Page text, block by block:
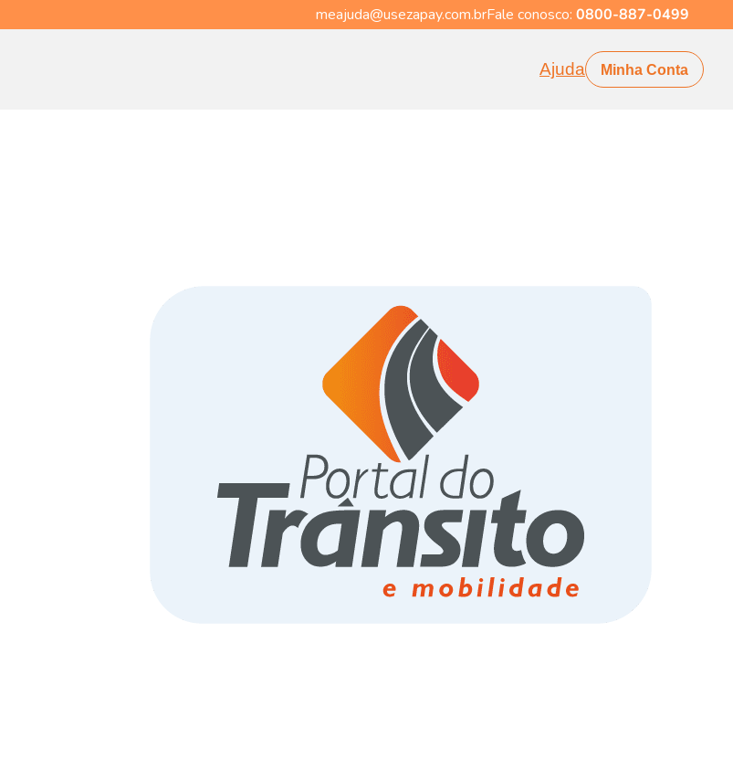
meajuda@usezapay.com.brFale conosco: 0800-887-0499
Ajuda Minha Conta